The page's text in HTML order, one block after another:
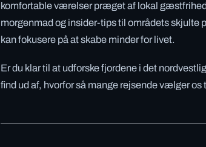
komfortable værelser præget af lokal
morgenmad og insider-tips til områdets skjulte
kan fokusere på at skabe minder for livet.
Er du klar til at udforske fjordene i det
find ud af, hvorfor så mange rejsende vælger